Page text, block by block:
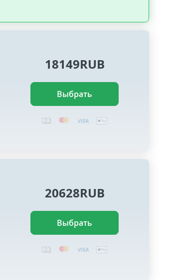
18149RUB
Выбрать
20628RUB
Выбрать